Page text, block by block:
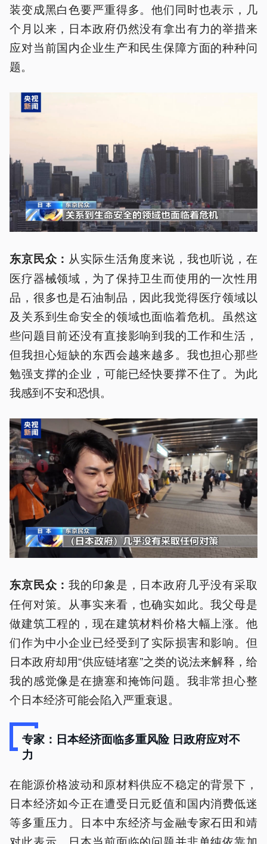
装变成黑白色要严重得多。他们同时也表示，几
个月以来，日本政府仍然没有拿出有力的举措来
应对当前国内企业生产和民生保障方面的种种问
题。
东京民众： 从实际生活角度来说，我也听说，在
医疗器械领域，为了保持卫生而使用的一次性用
品，很多也是石油制品，因此我觉得医疗领域以
及关系到生命安全的领域也面临着危机。虽然这
些问题目前还没有直接影响到我的工作和生活，
但我担心短缺的东西会越来越多。我也担心那些
勉强支撑的企业，可能已经快要撑不住了。为此
我感到不安和恐惧。
东京民众：我的印象是，日本政府几乎没有采取
任何对策。从事实来看，也确实如此。我父母是
做建筑工程的，现在建筑材料价格大幅上涨。他
们作为中小企业已经受到了实际损害和影响。但
日本政府却用“供应链堵塞”之类的说法来解释，给
我的感觉像是在搪塞和掩饰问题。我非常担心整
个日本经济可能会陷入严重衰退。
专家：日本经济面临多重风险 日政府应对不
力
在能源价格波动和原材料供应不稳定的背景下，
日本经济如今正在遭受日元贬值和国内消费低迷
等多重压力。日本中东经济与金融专家石田和靖
对此表示，日本当前面临的问题并非单纯依靠加